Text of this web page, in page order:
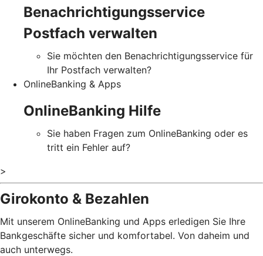
Benachrichtigungsservice
Postfach verwalten
Sie möchten den Benachrichtigungsservice für
Ihr Postfach verwalten?
OnlineBanking & Apps
OnlineBanking Hilfe
Sie haben Fragen zum OnlineBanking oder es
tritt ein Fehler auf?
>
Girokonto & Bezahlen
Mit unserem OnlineBanking und Apps erledigen Sie Ihre
Bankgeschäfte sicher und komfortabel. Von daheim und
auch unterwegs.